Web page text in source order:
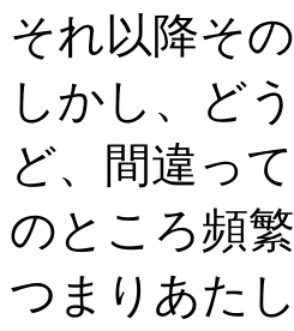
それ以降そ
しかし、ど
ど、間違っ
のところ頻繁
つまりあた